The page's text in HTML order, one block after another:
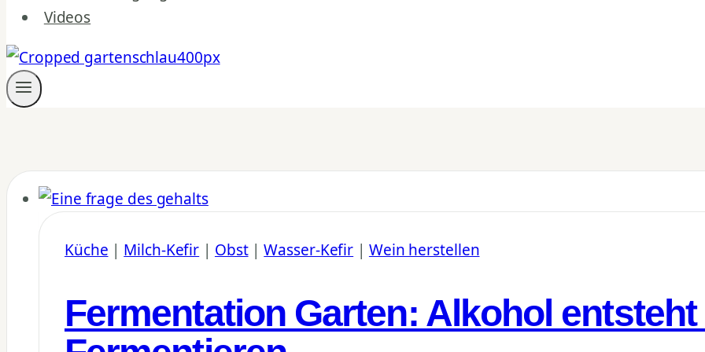
Videos
Küche | Milch-Kefir | Obst|Wasser-Kefir | Wein herstellen
Fermentation Garten: Alkohol